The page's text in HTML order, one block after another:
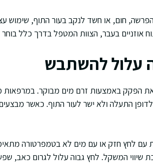
חום, או חשד לנקב בעור התוף, שימוש
אוזניים בעבר, הצוות המטפל בדרך כלל
עלול להשתבש
את הפקק באמצעות זרם מים מבוקר.
התעלה ולא ישר לעור התוף. כאשר
עם לחץ חזק או עם מים לא בטמפרטורה
שיווי המשקל. לחץ גבוה עלול לגרום כאב,